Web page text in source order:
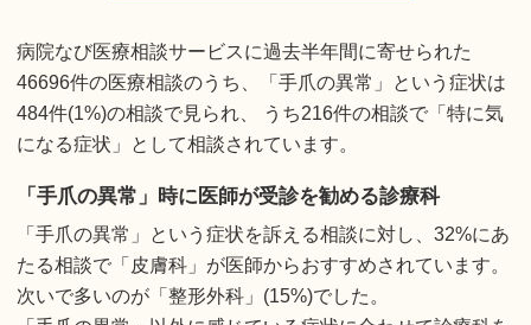
病院なび医療相談サービスに過去半年間に寄せられた
46696件の医療相談のうち、「手爪の異常」という症状は
484件(1%)の相談で見られ、 うち216件の相談で「特に気
になる症状」として相談されています。
「手爪の異常」時に医師が受診を勧める診療科
「手爪の異常」という症状を訴える相談に対し、32%にあ
たる相談で「皮膚科」が医師からおすすめされています。
次いで多いのが「整形外科」(15%)でした。